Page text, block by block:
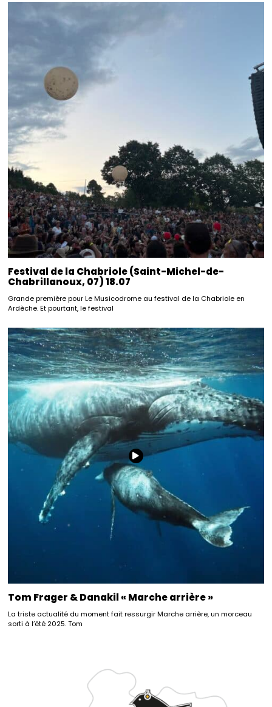
Festival de la Chabriole (Saint-Michel-de-
Chabrillanoux, 07) 18.07
Grande première pour Le Musicodrome au festival de la Chabriole en
Ardèche. Et pourtant, le festival
Tom Frager & Danakil « Marche arrière »
La triste actualité du moment fait ressurgir Marche arrière, un morceau
sorti à l’été 2025. Tom